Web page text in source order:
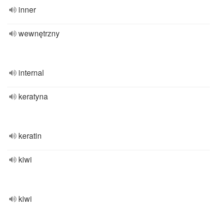
inner
wewnętrzny
internal
keratyna
keratin
kiwi
kiwi